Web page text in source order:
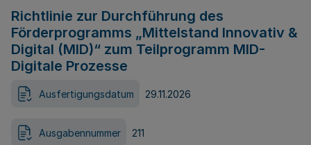
Richtlinie zur Durchführung des
Förderprogramms „Mittelstand Innovativ &
Digital (MID)“ zum Teilprogramm MID-
Digitale Prozesse
Ausfertigungsdatum 29.11.2026
Ausgabennummer 211